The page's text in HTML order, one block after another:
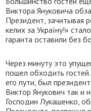
Виктора Януковича
Президент, зачитывая
келих за Україну!»
гаранта оставили без
Через минуту это
пошел обходить
его пути, был
Виктор Янукович так и
Господин Лукашенко,